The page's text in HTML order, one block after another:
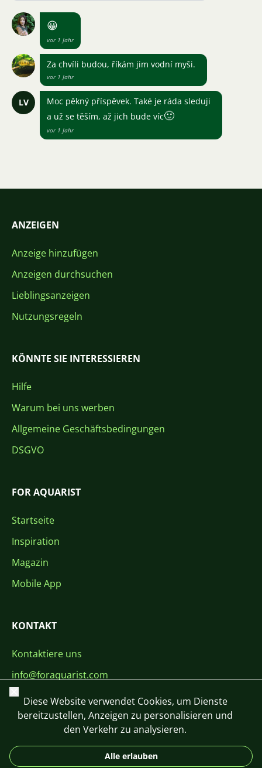
😀
vor 1 Jahr
Za chvíli budou, říkám jim vodní myši.
vor 1 Jahr
LV
Moc pěkný příspěvek. Také je ráda sleduji
a už se těším, až jich bude víc🙂
vor 1 Jahr
ANZEIGEN
Anzeige hinzufügen
Anzeigen durchsuchen
Lieblingsanzeigen
Nutzungsregeln
KÖNNTE SIE INTERESSIEREN
Hilfe
Warum bei uns werben
Allgemeine Geschäftsbedingungen
DSGVO
FOR AQUARIST
Startseite
Inspiration
Magazin
Mobile App
KONTAKT
Kontaktiere uns
info@foraquarist.com
+420 603 449 602
Schließen
Diese Website verwendet Cookies, um Dienste
bereitzustellen, Anzeigen zu personalisieren und
den Verkehr zu analysieren.
Alle erlauben